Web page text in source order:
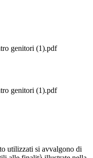
genitori (1).pdf
genitori (1).pdf
utilizzati si avvalgono di